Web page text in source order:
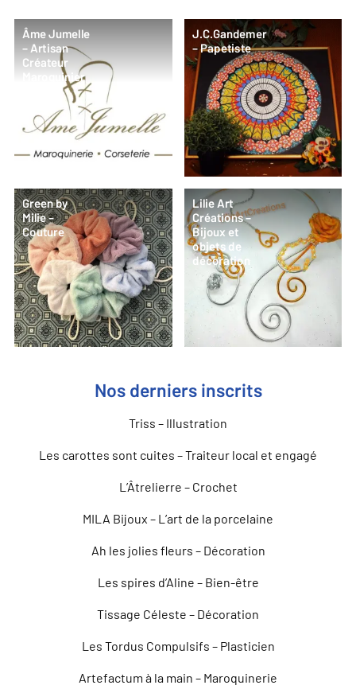
Âme Jumelle
– Artisan
Créateur
Maroquinier
J.C.Gandemer
– Papetiste
Green by
Milie –
Couture
Lilie Art
Créations –
Bijoux et
objets de
décoration
Nos derniers inscrits
Triss – Illustration
Les carottes sont cuites – Traiteur local et engagé
L’Âtrelierre – Crochet
MILA Bijoux – L’art de la porcelaine
Ah les jolies fleurs – Décoration
Les spires d’Aline – Bien-être
Tissage Céleste – Décoration
Les Tordus Compulsifs – Plasticien
Artefactum à la main – Maroquinerie